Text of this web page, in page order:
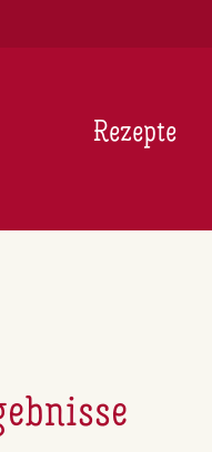
Rezepte